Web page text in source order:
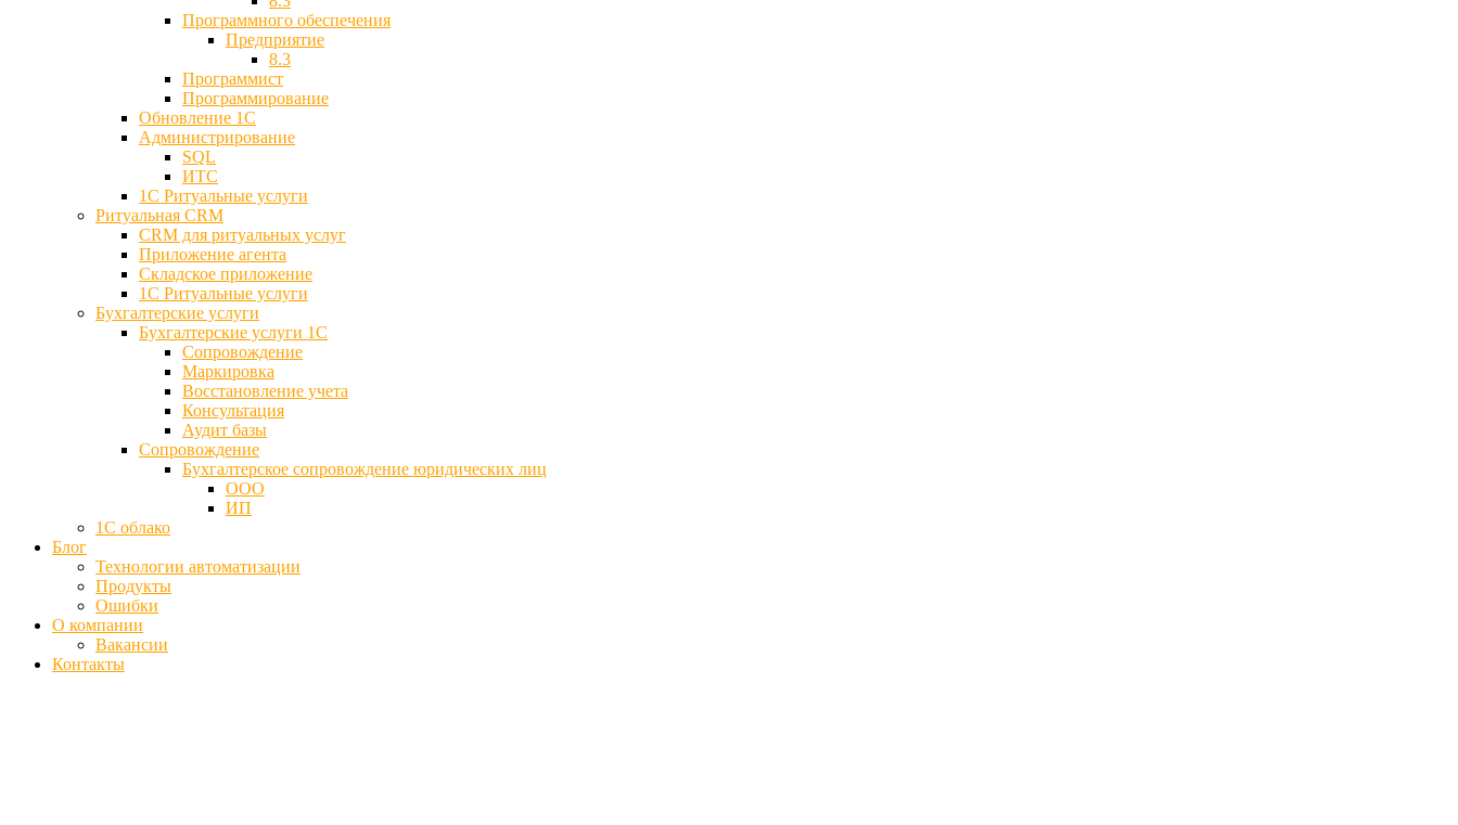
Программного обеспечения
Предприятие
8.3
Программист
Программирование
Обновление 1С
Администрирование
SQL
ИТС
1С Ритуальные услуги
Ритуальная CRM
CRM для ритуальных услуг
Приложение агента
Складское приложение
1С Ритуальные услуги
Бухгалтерские услуги
Бухгалтерские услуги 1С
Сопровождение
Маркировка
Восстановление учета
Консультация
Аудит базы
Cопровождение
Бухгалтерское сопровождение юридических лиц
ООО
ИП
1С облако
Блог
Технологии автоматизации
Продукты
Ошибки
О компании
Вакансии
Контакты